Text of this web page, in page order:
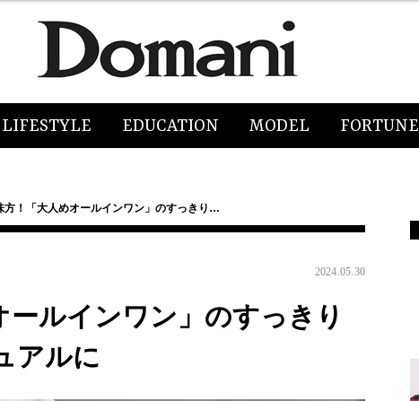
LIFESTYLE EDUCATION MODEL FORTUNE
方！「大人めオールインワン」のすっきり…
2024.05.30
ルインワン」のすっきり
アルに